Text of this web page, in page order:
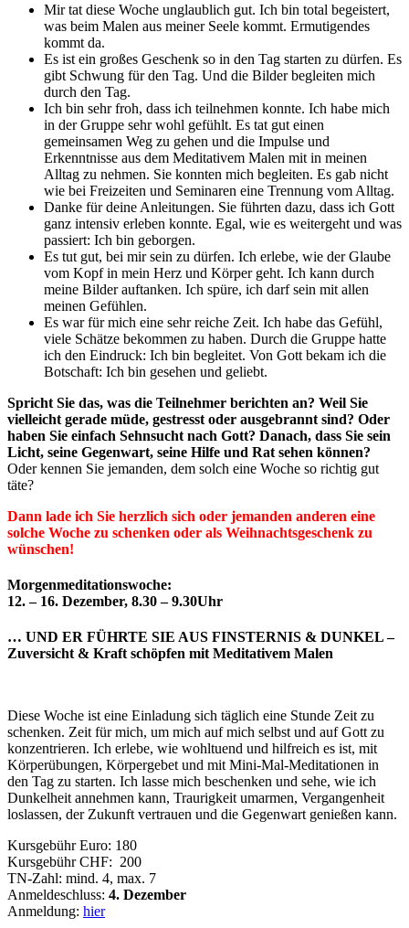
Mir tat diese Woche unglaublich gut. Ich bin total begeistert,
was beim Malen aus meiner Seele kommt. Ermutigendes
kommt da.
Es ist ein großes Geschenk so in den Tag starten zu dürfen. Es
gibt Schwung für den Tag. Und die Bilder begleiten mich
durch den Tag.
Ich bin sehr froh, dass ich teilnehmen konnte. Ich habe mich
in der Gruppe sehr wohl gefühlt. Es tat gut einen
gemeinsamen Weg zu gehen und die Impulse und
Erkenntnisse aus dem Meditativem Malen mit in meinen
Alltag zu nehmen. Sie konnten mich begleiten. Es gab nicht
wie bei Freizeiten und Seminaren eine Trennung vom Alltag.
Danke für deine Anleitungen. Sie führten dazu, dass ich Gott
ganz intensiv erleben konnte. Egal, wie es weitergeht und was
passiert: Ich bin geborgen.
Es tut gut, bei mir sein zu dürfen. Ich erlebe, wie der Glaube
vom Kopf in mein Herz und Körper geht. Ich kann durch
meine Bilder auftanken. Ich spüre, ich darf sein mit allen
meinen Gefühlen.
Es war für mich eine sehr reiche Zeit. Ich habe das Gefühl,
viele Schätze bekommen zu haben. Durch die Gruppe hatte
ich den Eindruck: Ich bin begleitet. Von Gott bekam ich die
Botschaft: Ich bin gesehen und geliebt.
Spricht Sie das, was die Teilnehmer berichten an? Weil Sie
vielleicht gerade müde, gestresst oder ausgebrannt sind? Oder
haben Sie einfach Sehnsucht nach Gott? Danach, dass Sie sein
Licht, seine Gegenwart, seine Hilfe und Rat sehen können?
Oder kennen Sie jemanden, dem solch eine Woche so richtig gut
täte?
Dann lade ich Sie herzlich sich oder jemanden anderen eine
solche Woche zu schenken oder als Weihnachtsgeschenk zu
wünschen!
Morgenmeditationswoche:
12. – 16. Dezember, 8.30 – 9.30Uhr
… UND ER FÜHRTE SIE AUS FINSTERNIS & DUNKEL –
Zuversicht & Kraft schöpfen mit Meditativem Malen
Diese Woche ist eine Einladung sich täglich eine Stunde Zeit zu
schenken. Zeit für mich, um mich auf mich selbst und auf Gott zu
konzentrieren. Ich erlebe, wie wohltuend und hilfreich es ist, mit
Körperübungen, Körpergebet und mit Mini-Mal-Meditationen in
den Tag zu starten. Ich lasse mich beschenken und sehe, wie ich
Dunkelheit annehmen kann, Traurigkeit umarmen, Vergangenheit
loslassen, der Zukunft vertrauen und die Gegenwart genießen kann.
Kursgebühr Euro: 180
Kursgebühr CHF: 200
TN-Zahl: mind. 4, max. 7
Anmeldeschluss: 4. Dezember
Anmeldung: hier